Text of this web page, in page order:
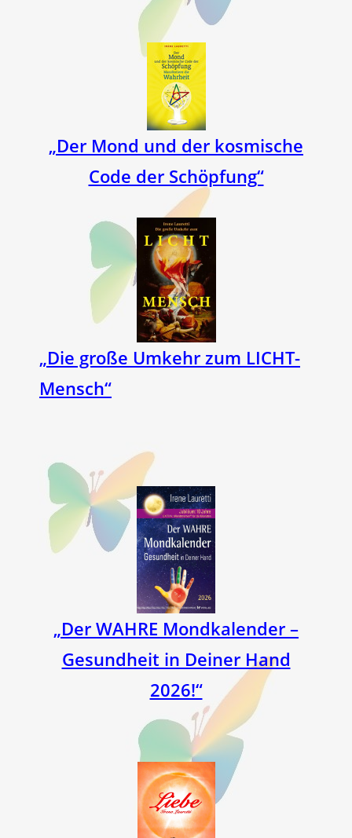
„Der Mond und der kosmische
Code der Schöpfung“
„Die große Umkehr zum LICHT-
Mensch“
„Der WAHRE Mondkalender –
Gesundheit in Deiner Hand
2026!“